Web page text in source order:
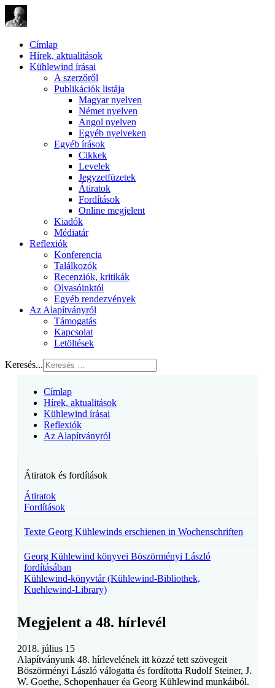
Címlap
Hírek, aktualitások
Kühlewind írásai
A szerzőről
Publikációk listája
Magyar nyelven
Német nyelven
Angol nyelven
Egyéb nyelveken
Egyéb írások
Cikkek
Levelek
Jegyzetfüzetek
Átiratok
Fordítások
Online megjelent
Kiadók
Médiatár
Reflexiók
Konferencia
Találkozók
Recenziók, kritikák
Olvasóinktól
Egyéb rendezvények
Az Alapítványról
Támogatás
Kapcsolat
Letöltések
Keresés...
Címlap
Hírek, aktualitások
Kühlewind írásai
Reflexiók
Az Alapítványról
Átiratok és fordítások
Átiratok
Fordítások
Texte Georg Kühlewinds erschienen in Wochenschriften
Georg Kühlewind könyvei Böszörményi László
fordításában
Kühlewind-könyvtár (Kühlewind-Bibliothek,
Kuehlewind-Library)
Megjelent a 48. hírlevél
2018. július 15
Alapítványunk 48. hírlevelének itt közzé tett szövegeit
Böszörményi László válogatta és fordította Rudolf Steiner, J.
W. Goethe, Schopenhauer éa Georg Kühlewind munkáiból.